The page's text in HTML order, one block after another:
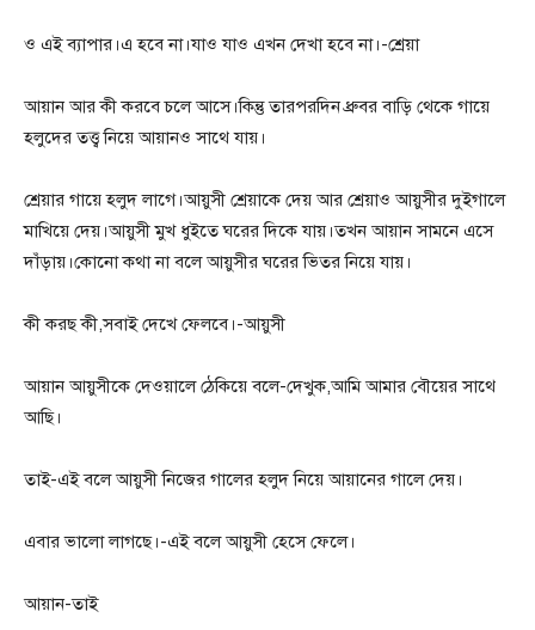
ও এই ব্যাপার।এ হবে না।যাও যাও এখন দেখা হবে না।-শ্রেয়া
আয়ান আর কী করবে চলে আসে।কিন্তু তারপরদিন ধ্রুবর বাড়ি থেকে গায়ে
হলুদের তত্ত্ব নিয়ে আয়ানও সাথে যায়।
শ্রেয়ার গায়ে হলুদ লাগে।আয়ুসী শ্রেয়াকে দেয় আর শ্রেয়াও আয়ুসীর দুইগালে
মাখিয়ে দেয়।আয়ুসী মুখ ধুইতে ঘরের দিকে যায়।তখন আয়ান সামনে এসে
দাঁড়ায়।কোনো কথা না বলে আয়ুসীর ঘরের ভিতর নিয়ে যায়।
কী করছ কী,সবাই দেখে ফেলবে।-আয়ুসী
আয়ান আয়ুসীকে দেওয়ালে ঠেকিয়ে বলে-দেখুক,আমি আমার বৌয়ের সাথে
আছি।
তাই-এই বলে আয়ুসী নিজের গালের হলুদ নিয়ে আয়ানের গালে দেয়।
এবার ভালো লাগছে।-এই বলে আয়ুসী হেসে ফেলে।
আয়ান-তাই